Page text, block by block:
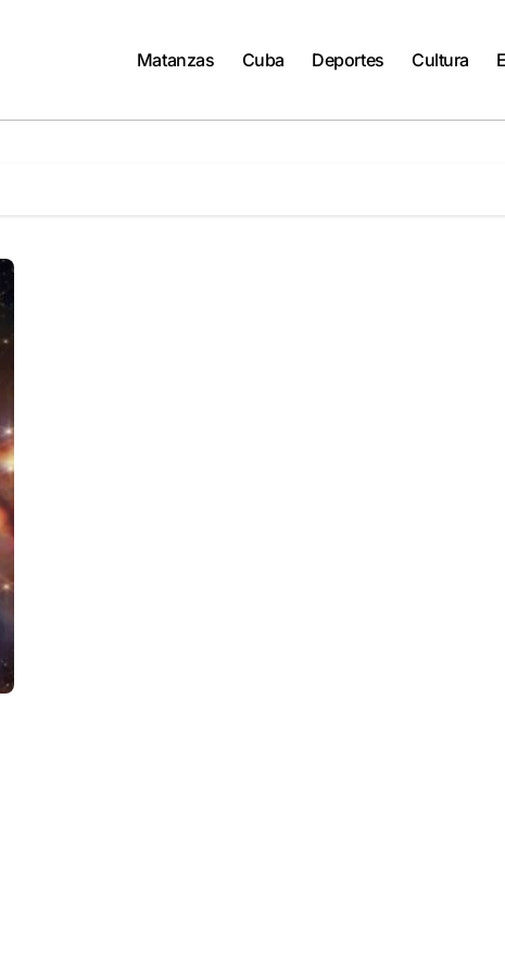
Matanzas Cuba Deportes Cultura